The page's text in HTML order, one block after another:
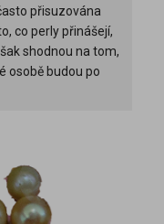
přisuzována
co perly přinášejí,
shodnou na tom,
osobě budou po